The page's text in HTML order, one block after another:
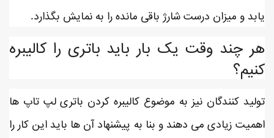
یابد و میزان درست شارژ باقی مانده را به نمایش بگذارد.
هر چند وقت یک بار باید باتری را کالیبره
کنیم؟
تولید کنندگان نیز به موضوع کالیبره کردن باتری لپ تاپ ها
اهمیت زیادی می دهند و بنا به پیشنهاد آن ها باید این کار را